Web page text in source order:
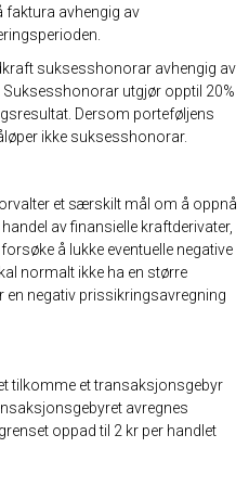
faktura avhengig av
suksesshonorar avhengig av
utgjør opptil 20%
Dersom porteføljens
ikke suksesshonorar.
et særskilt mål om å oppnå
av finansielle kraftderivater,
å lukke eventuelle negative
normalt ikke ha en større
en negativ prissikringsavregning
tilkomme et transaksjonsgebyr
avregnes
oppad til 2 kr per handlet